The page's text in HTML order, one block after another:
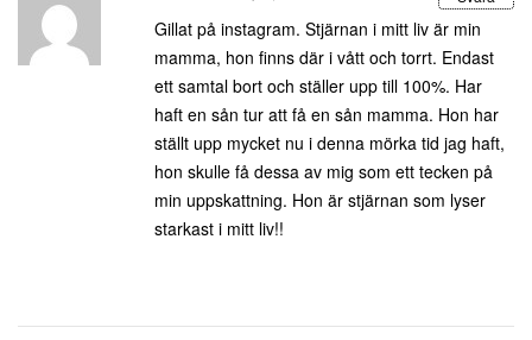
Gillat på instagram. Stjärnan i mitt liv är min
mamma, hon finns där i vått och torrt. Endast
ett samtal bort och ställer upp till 100%. Har
haft en sån tur att få en sån mamma. Hon har
ställt upp mycket nu i denna mörka tid jag haft,
hon skulle få dessa av mig som ett tecken på
min uppskattning. Hon är stjärnan som lyser
starkast i mitt liv!!